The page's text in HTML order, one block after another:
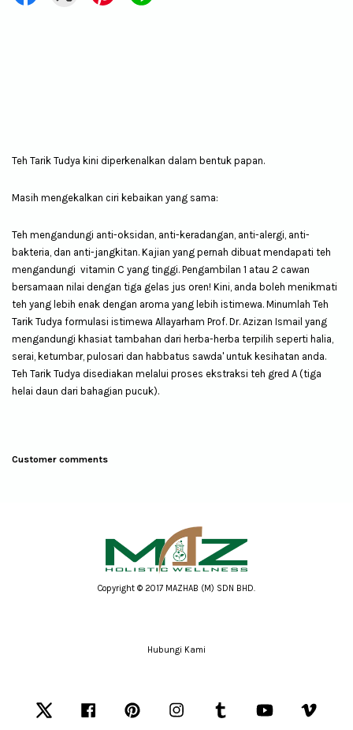
Teh Tarik Tudya kini diperkenalkan dalam bentuk papan.
Masih mengekalkan ciri kebaikan yang sama:
Teh mengandungi anti-oksidan, anti-keradangan, anti-alergi, anti-
bakteria, dan anti-jangkitan. Kajian yang pernah dibuat mendapati teh
mengandungi vitamin C yang tinggi. Pengambilan 1 atau 2 cawan
bersamaan nilai dengan tiga gelas jus oren! Kini, anda boleh menikmati
teh yang lebih enak dengan aroma yang lebih istimewa. Minumlah Teh
Tarik Tudya formulasi istimewa Allayarham Prof. Dr. Azizan Ismail yang
mengandungi khasiat tambahan dari herba-herba terpilih seperti halia,
serai, ketumbar, pulosari dan habbatus sawda' untuk kesihatan anda.
Teh Tarik Tudya disediakan melalui proses ekstraksi teh gred A (tiga
helai daun dari bahagian pucuk).
Customer comments
Copyright © 2017 MAZHAB (M) SDN BHD.
Hubungi Kami
Facebook Pinterest Instagram Tumblr YouTube